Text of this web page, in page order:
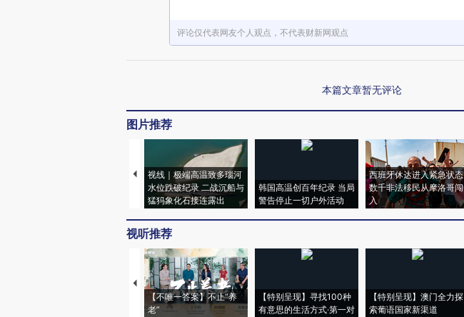
评论仅代表网友个人观点，不代表财新网观点
本篇文章暂无评论
图片推荐
视线｜极端高温致多瑙河
水位跌破纪录 二战沉船与
猛犸象化石接连露出
韩国高温创百年纪录 当局
警告停止一切户外活动
西班牙休达进入紧急状态
数千非法移民从摩洛哥闯
入
视听推荐
【不唯一答案】不止“养
老”
【特别呈现】寻找100种
有意思的生活方式·第一对
【特别呈现】澳门全力探
索葡语国家新渠道